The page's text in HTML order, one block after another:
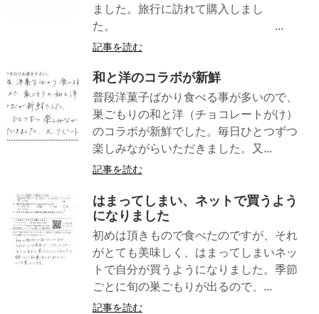
ました。旅行に訪れて購入しまし
た。 ...
記事を読む
和と洋のコラボが新鮮
普段洋菓子ばかり食べる事が多いので、
巣ごもりの和と洋（チョコレートがけ）
のコラボが新鮮でした。毎日ひとつずつ
楽しみながらいただきました。又...
記事を読む
はまってしまい、ネットで買うよう
になりました
初めは頂きもので食べたのですが、それ
がとても美味しく、はまってしまいネッ
トで自分が買うようになりました。季節
ごとに旬の巣ごもりが出るので、...
記事を読む